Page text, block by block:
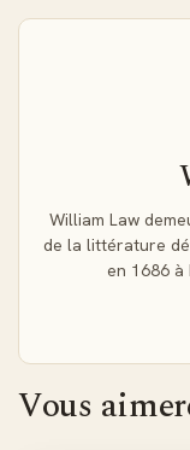
présente des
de prière,
d'une pertinence
Les avantages
Le document PDF
garantit une
essentiels,
personnelles, et
Un héritage
William Law
de la littérature
en 1686 à
Vous